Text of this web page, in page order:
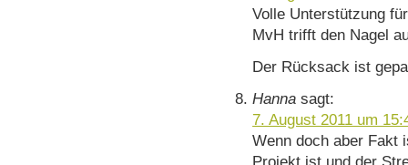
Volle Unterstützung
MvH trifft den Nagel
Der Rücksack ist
Hanna sagt:
7. August 2011 um
Wenn doch aber Fakt
Projekt ist und der